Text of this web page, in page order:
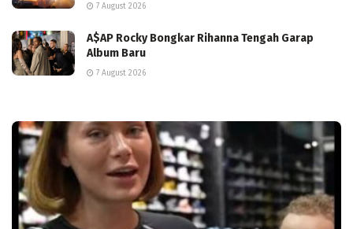
7 August 2026
A$AP Rocky Bongkar Rihanna Tengah Garap
Album Baru
7 August 2026